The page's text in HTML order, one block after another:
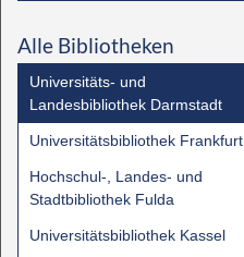
Alle Bibliotheken
Universitäts- und
Landesbibliothek Darmstadt
Universitätsbibliothek Frankfurt
Hochschul-, Landes- und
Stadtbibliothek Fulda
Universitätsbibliothek Kassel